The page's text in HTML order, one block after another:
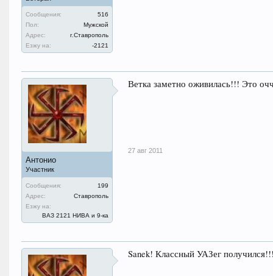
Сообщения:
516
Пол:
Мужской
Адрес:
г.Ставрополь
Езжу на:
-2121
Антонио
Участник
Сообщения:
199
Адрес:
Ставрополь
Езжу на:
ВАЗ 2121 НИВА и 9-ка
Ветка заметно оживилась!!! Это
27 авг 2011
Sanek! Классный УАЗег